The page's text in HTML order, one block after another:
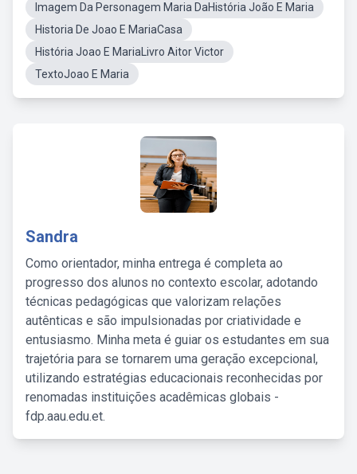
Imagem Da Personagem Maria DaHistória João E Maria
Historia De Joao E MariaCasa
História Joao E MariaLivro Aitor Victor
TextoJoao E Maria
Sandra
Como orientador, minha entrega é completa ao
progresso dos alunos no contexto escolar, adotando
técnicas pedagógicas que valorizam relações
autênticas e são impulsionadas por criatividade e
entusiasmo. Minha meta é guiar os estudantes em sua
trajetória para se tornarem uma geração excepcional,
utilizando estratégias educacionais reconhecidas por
renomadas instituições acadêmicas globais -
fdp.aau.edu.et.